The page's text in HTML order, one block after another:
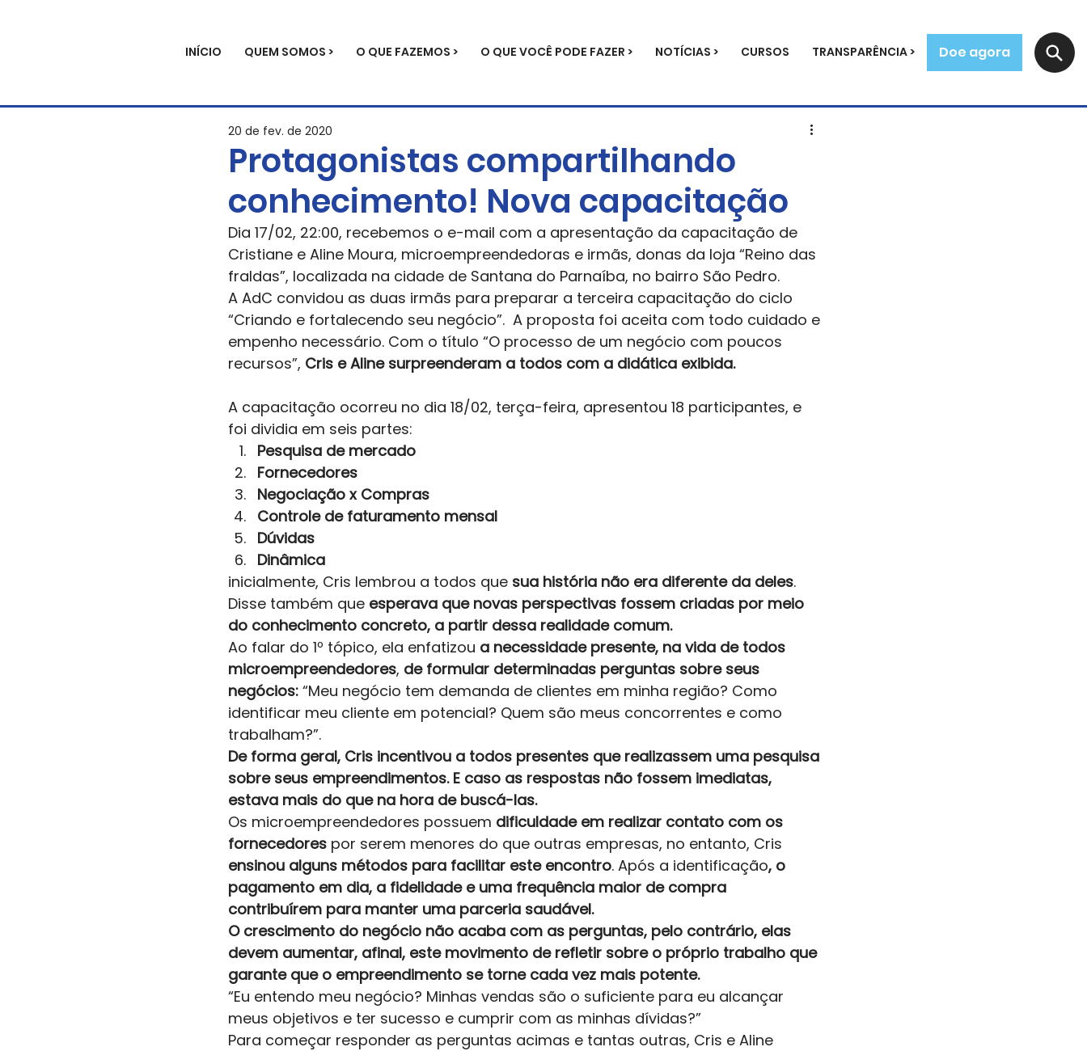
INÍCIO QUEM SOMOS > O QUE FAZEMOS > O QUE VOCÊ PODE FAZER > NOTÍCIAS > CURSOS TRANSPARÊNCIA > Doe agora
Protagonistas compartilhando
conhecimento! Nova capacitação
20 de fev. de 2020
Dia 17/02, 22:00, recebemos o e-mail com a apresentação da capacitação de
Cristiane e Aline Moura, microempreendedoras e irmãs, donas da loja “Reino das
fraldas”, localizada na cidade de Santana do Parnaíba, no bairro São Pedro.
A AdC convidou as duas irmãs para preparar a terceira capacitação do ciclo
“Criando e fortalecendo seu negócio”.  A proposta foi aceita com todo cuidado e
empenho necessário. Com o título “O processo de um negócio com poucos
recursos”, Cris e Aline surpreenderam a todos com a didática exibida.
A capacitação ocorreu no dia 18/02, terça-feira, apresentou 18 participantes, e
foi dividia em seis partes:
Pesquisa de mercado
Fornecedores
Negociação x Compras
Controle de faturamento mensal
Dúvidas
Dinâmica
inicialmente, Cris lembrou a todos que sua história não era diferente da deles.
Disse também que esperava que novas perspectivas fossem criadas por meio
do conhecimento concreto, a partir dessa realidade comum.
Ao falar do 1º tópico, ela enfatizou a necessidade presente, na vida de todos
microempreendedores, de formular determinadas perguntas sobre seus
negócios: “Meu negócio tem demanda de clientes em minha região? Como
identificar meu cliente em potencial? Quem são meus concorrentes e como
trabalham?”.
De forma geral, Cris incentivou a todos presentes que realizassem uma pesquisa
sobre seus empreendimentos. E caso as respostas não fossem imediatas,
estava mais do que na hora de buscá-las.
Os microempreendedores possuem dificuldade em realizar contato com os
fornecedores por serem menores do que outras empresas, no entanto, Cris
ensinou alguns métodos para facilitar este encontro. Após a identificação, o
pagamento em dia, a fidelidade e uma frequência maior de compra
contribuírem para manter uma parceria saudável.
O crescimento do negócio não acaba com as perguntas, pelo contrário, elas
devem aumentar, afinal, este movimento de refletir sobre o próprio trabalho que
garante que o empreendimento se torne cada vez mais potente.
“Eu entendo meu negócio? Minhas vendas são o suficiente para eu alcançar
meus objetivos e ter sucesso e cumprir com as minhas dívidas?”
Para começar responder as perguntas acimas e tantas outras, Cris e Aline